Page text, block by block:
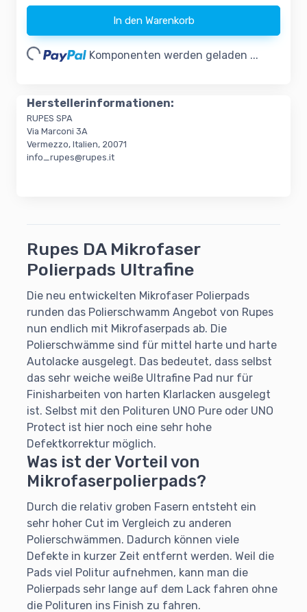
In den Warenkorb
Komponenten werden geladen ...
Herstellerinformationen:
RUPES SPA
Via Marconi 3A
Vermezzo, Italien, 20071
info_rupes@rupes.it
Rupes DA Mikrofaser
Polierpads Ultrafine
Die neu entwickelten Mikrofaser Polierpads
runden das Polierschwamm Angebot von Rupes
nun endlich mit Mikrofaserpads ab. Die
Polierschwämme sind für mittel harte und harte
Autolacke ausgelegt. Das bedeutet, dass selbst
das sehr weiche weiße Ultrafine Pad nur für
Finisharbeiten von harten Klarlacken ausgelegt
ist. Selbst mit den Polituren UNO Pure oder UNO
Protect ist hier noch eine sehr hohe
Defektkorrektur möglich.
Was ist der Vorteil von
Mikrofaserpolierpads?
Durch die relativ groben Fasern entsteht ein
sehr hoher Cut im Vergleich zu anderen
Polierschwämmen. Dadurch können viele
Defekte in kurzer Zeit entfernt werden. Weil die
Pads viel Politur aufnehmen, kann man die
Polierpads sehr lange auf dem Lack fahren ohne
die Polituren ins Finish zu fahren.